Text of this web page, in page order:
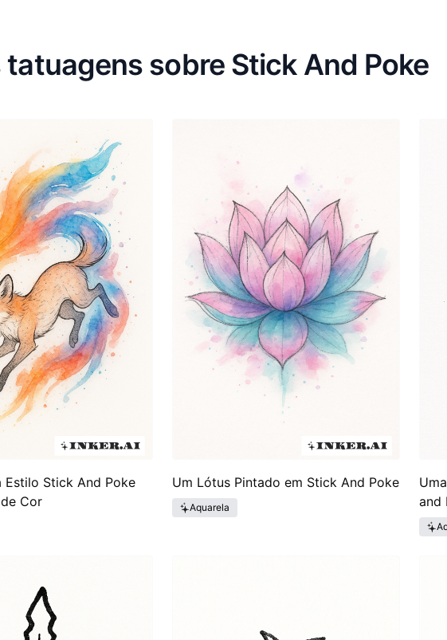
sobre Stick And Poke
Estilo Stick And Poke
Cor
Um Lótus Pintado em Stick And Poke
Aquarela
and